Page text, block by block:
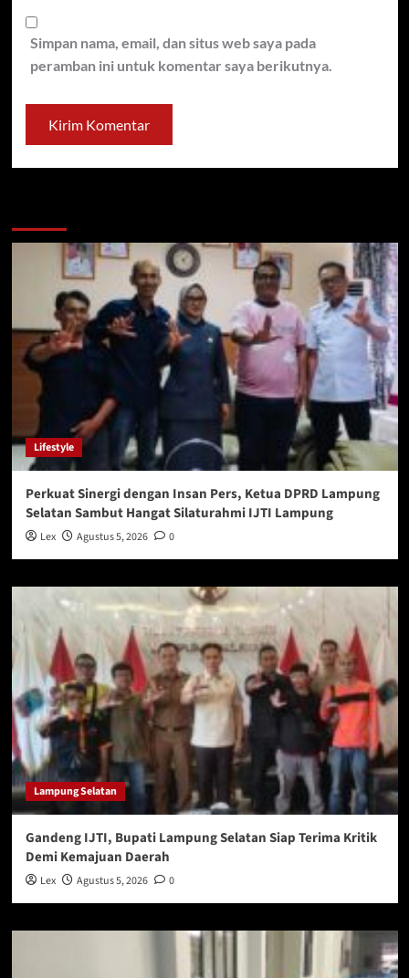
Simpan nama, email, dan situs web saya pada
peramban ini untuk komentar saya berikutnya.
Lifestyle
Perkuat Sinergi dengan Insan Pers, Ketua DPRD Lampung
Selatan Sambut Hangat Silaturahmi IJTI Lampung
Lex Agustus 5, 2026 0
Lampung Selatan
Gandeng IJTI, Bupati Lampung Selatan Siap Terima Kritik
Demi Kemajuan Daerah
Lex Agustus 5, 2026 0